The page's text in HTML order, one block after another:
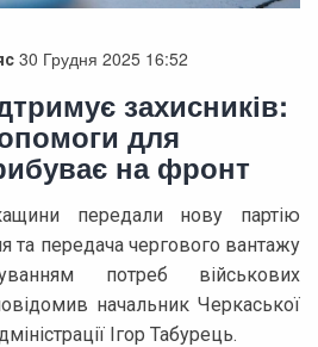
30 Грудня 2025 16:52
захисників:
для
на фронт
передали нову партію
та передача чергового вантажу
потреб військових
начальник Черкаської
Ігор Табурець.